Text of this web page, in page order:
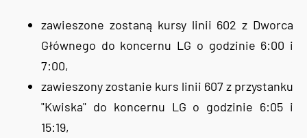
zawieszone zostaną kursy linii 602 z Dworca
Głównego do koncernu LG o godzinie 6:00 i
7:00,
zawieszony zostanie kurs linii 607 z przystanku
"Kwiska" do koncernu LG o godzinie 6:05 i
15:19,